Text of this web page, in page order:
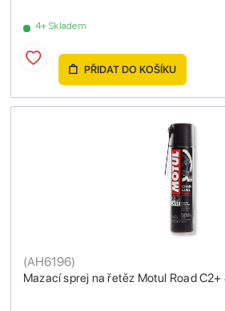
4+ Skladem
PŘIDAT DO KOŠÍKU
Mazací sprej na řetěz Motul Road
(AH6196)